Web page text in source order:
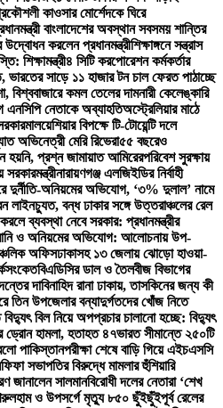
কাওসার মোর্শেদকে ঘিরে
বাংলাদেশের অবস্থান সবসময় শান্তির
করলেন প্রধানমন্ত্রীশিক্ষাঙ্গনে সন্ত্রাস
শিক্ষামন্ত্রী৪ সিটি করপোরেশন কর্মকর্তার
সাড়ে ১১ হাজার টন চাল ফেরত পাঠাচ্ছে
বিশ্ববাজারে কমল তেলের দামনারী কেলেঙ্কারি
এনসিপি নেতাকে অব্যাহতিঅস্ট্রেলিয়ার মাঠে
মালয়েশিয়ার বিপক্ষে টি-টোয়েন্টি দলে
অভিনেত্রী মেরি রিভেরা৫৫ বছরেও
হয়নি, প্রশ্ন জামায়াত আমিরেরপরিবেশ সুরক্ষায়
নারায়ণগঞ্জ এলজিইডির নির্বাহী
দুর্নীতি-অনিয়মের অভিযোগ, ‘৩% দুলাল’ নামে
লাইনচ্যুত, বন্ধ ঢাকার সঙ্গে উত্তরাঞ্চলের রেল
ব্যবস্থা নেবে সরকার: প্রধানমন্ত্রীর
ও অনিয়মের অভিযোগ: আলোচনায় উপ-
অফিসঢাকাসহ ১৩ জেলায় ঝোড়ো হাওয়া-
বিএডিসির ডাল ও তৈলবীজ বিভাগের
দাবিনাহিদ রানা ঢাকায়, তাসকিনের জন্য কী
তিন উপজেলার বন্যাদুর্গতদের খোঁজ নিতে
বিল নিয়ে অপপ্রচার চালানো হচ্ছে: বিদ্যুৎ
ড্রোন হামলা, হতাহত ৪৭ভারত সীমান্তে ২৫০টি
পাকিস্তানপরীক্ষা শেষে বাড়ি গিয়ে এইচএসসি
ফিফা সভাপতির বিরুদ্ধে মামলার হুঁশিয়ারি
জানালেন সালমানবিরোধী দলের নেতারা ‘শেখ
হাম ও উপসর্গে মৃত্যু ৮৫০ ছুঁইছুঁইপূর্ব রেলের